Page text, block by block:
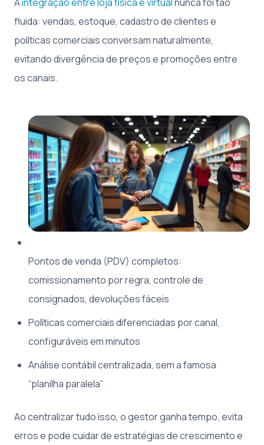
fluida: vendas, estoque, cadastro de clientes e
políticas comerciais conversam naturalmente,
evitando divergência de preços e promoções entre
os canais.
Pontos de venda (PDV) completos:
comissionamento por regra, controle de
consignados, devoluções fáceis
Políticas comerciais diferenciadas por canal,
configuráveis em minutos
Análise contábil centralizada, sem a famosa
“planilha paralela”
Ao centralizar tudo isso, o gestor ganha tempo, evita
erros e pode cuidar de estratégias de crescimento e